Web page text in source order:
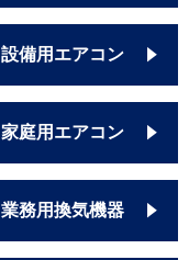
設備用エアコン
家庭用エアコン
業務用換気機器